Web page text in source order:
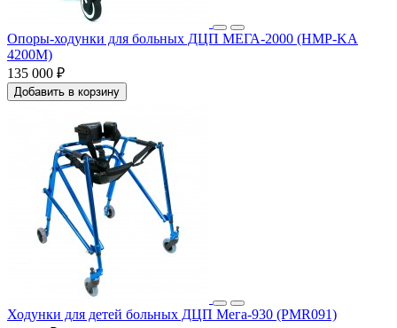
Опоры-ходунки для больных ДЦП МЕГА-2000 (HMP-KA
4200M)
135 000 ₽
Добавить в корзину
Ходунки для детей больных ДЦП Мега-930 (PMR091)